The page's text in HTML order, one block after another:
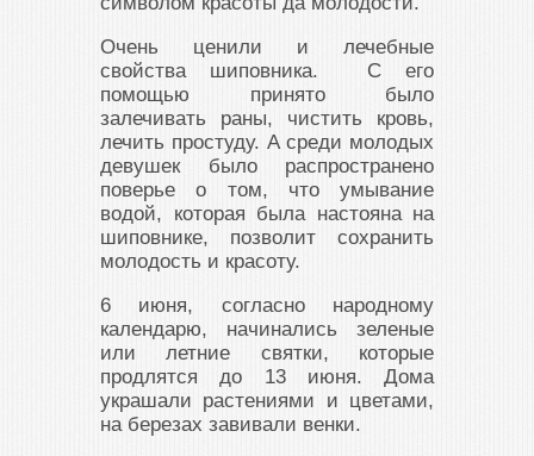
Очень ценили и лечебные
свойства шиповника. С его
помощью принято было
залечивать раны, чистить кровь,
лечить простуду. А среди молодых
девушек было распространено
поверье о том, что умывание
водой, которая была настояна на
шиповнике, позволит сохранить
молодость и красоту.
6 июня, согласно народному
календарю, начинались зеленые
или летние святки, которые
продлятся до 13 июня. Дома
украшали растениями и цветами,
на березах завивали венки.